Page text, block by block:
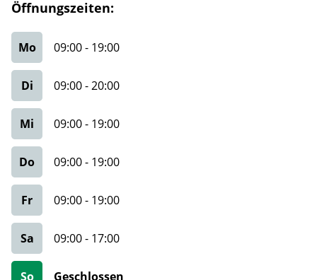
Öffnungszeiten:
Mo 09:00- 19:00
Di 09:00-20:00
Mi 09:00- 19:00
Do 09:00- 19:00
Fr 09:00- 19:00
Sa 09:00- 17:00
So Geschlossen